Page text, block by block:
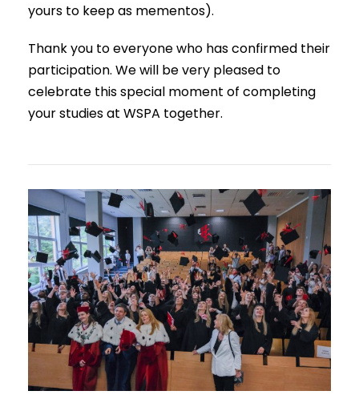
yours to keep as mementos).
Thank you to everyone who has confirmed their
participation. We will be very pleased to
celebrate this special moment of completing
your studies at WSPA together.